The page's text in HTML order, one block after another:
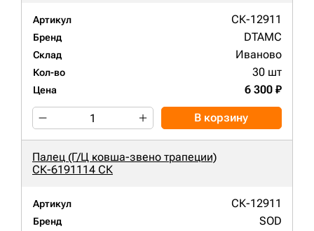
Артикул СК-12911
Бренд DTAMC
Склад Иваново
Кол-во 30 шт
Цена 6 300 ₽
В корзину
Палец (Г/Ц ковша-звено трапеции)
СК-6191114 СК
Артикул СК-12911
Бренд SOD